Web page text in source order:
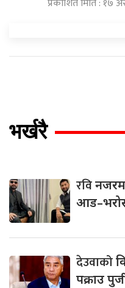
प्रकाशित मिति : १७
भर्खरै
रवि
देउवाको
पक्राउ